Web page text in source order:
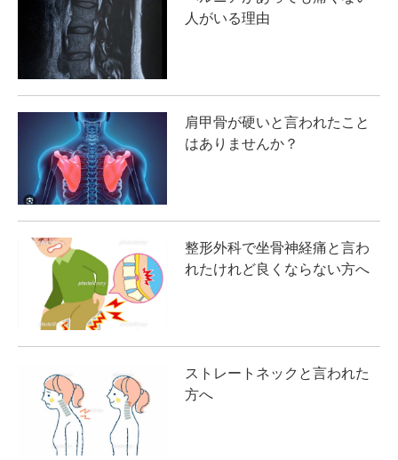
人がいる理由
肩甲骨が硬いと言われたこと
はありませんか？
整形外科で坐骨神経痛と言わ
れたけれど良くならない方へ
ストレートネックと言われた
方へ